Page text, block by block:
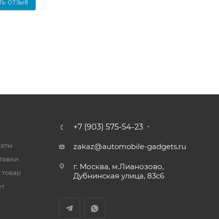
ОТЗЫВ
товар
+7 (903) 575-54-23
zakaz@automobile-gadgets.ru
г. Москва, м.Лианозово,
Дубнинская улица, 83с6